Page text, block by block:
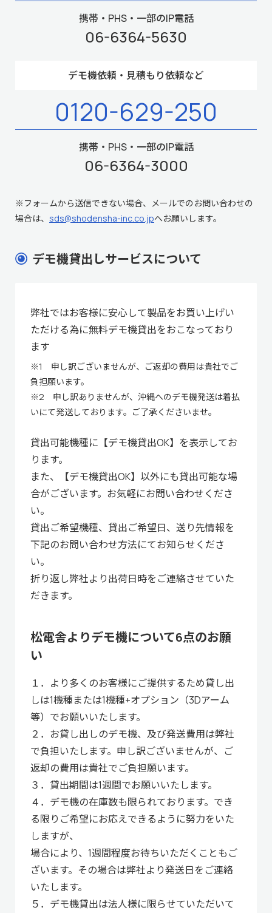
携帯・PHS・一部のIP電話
06-6364-5630
デモ機依頼・見積もり依頼など
0120-629-250
携帯・PHS・一部のIP電話
06-6364-3000
※フォームから送信できない場合、メールでのお問い合わせの
場合は、 sds@shodensha-inc.co.jpへお願いします。
デモ機貸出しサービスについて
弊社ではお客様に安心して製品をお買い上げい
ただける為に無料デモ機貸出をおこなっており
ます
※1 申し訳ございませんが、ご返却の費用は貴社でご
負担願います。
※2 申し訳ありませんが、沖縄へのデモ機発送は着払
いにて発送しております。ご了承くださいませ。
貸出可能機種に【デモ機貸出OK】を表示してお
ります。
また、【デモ機貸出OK】以外にも貸出可能な場
合がございます。お気軽にお問い合わせくださ
い。
貸出ご希望機種、貸出ご希望日、送り先情報を
下記のお問い合わせ方法にてお知らせくださ
い。
折り返し弊社より出荷日時をご連絡させていた
だきます。
松電舎よりデモ機について6点のお願
い
１．より多くのお客様にご提供するため貸し出
しは1機種または1機種+オプション（3Dアーム
等）でお願いいたします。
２．お貸し出しのデモ機、及び発送費用は弊社
で負担いたします。申し訳ございませんが、ご
返却の費用は貴社でご負担願います。
３．貸出期間は1週間でお願いいたします。
４．デモ機の在庫数も限られております。でき
る限りご希望にお応えできるように努力をいた
しますが、
場合により、1週間程度お待ちいただくこともご
ざいます。その場合は弊社より発送日をご連絡
いたします。
５．デモ機貸出は法人様に限らせていただいて